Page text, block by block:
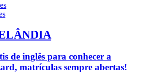
de inglês para conhecer a
matrículas sempre abertas!